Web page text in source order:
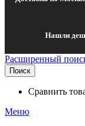
Нашли
Расширенный
Поиск
Сравнить
Меню